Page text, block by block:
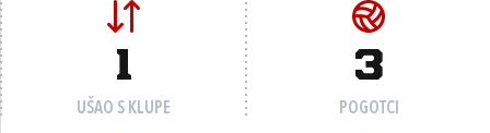
1
UŠAO S KLUPE
3
POGOTCI